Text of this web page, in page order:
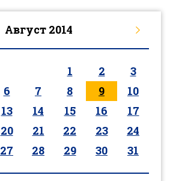
Август 2014
1 2
3
6 7 8 9
10
13 14 15 16
17
20 21 22 23
24
27 28 29 30 31